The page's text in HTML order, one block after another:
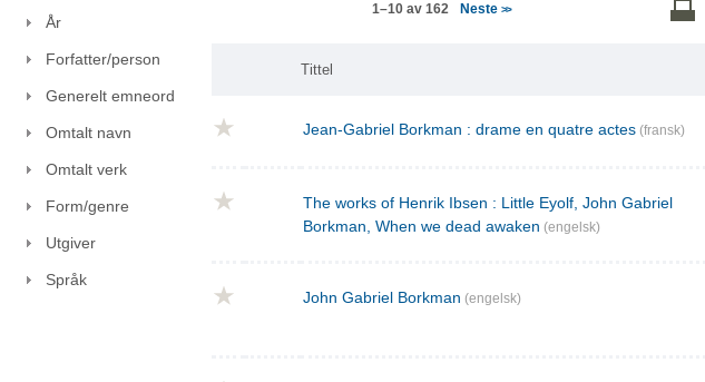
År
Forfatter/person
Generelt emneord
Omtalt navn
Omtalt verk
Form/genre
Utgiver
Språk
1–10 av 162 Neste >>
Tittel
Jean-Gabriel Borkman : drame en quatre actes (fransk)
The works of Henrik Ibsen : Little Eyolf, John Gabriel
Borkman, When we dead awaken (engelsk)
John Gabriel Borkman (engelsk)